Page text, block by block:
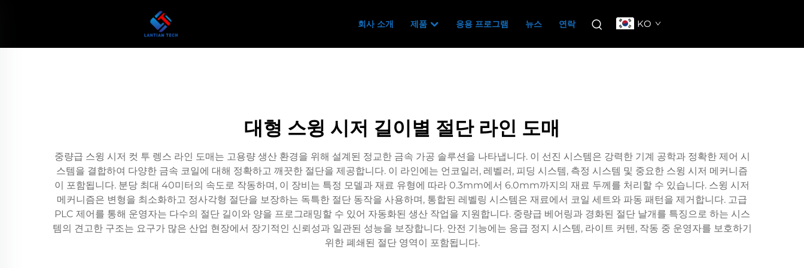
회사 소개 제품 응용 프로그램 뉴스 연락 KO
대형 스윙 시저 길이별 절단 라인 도매
중량급 스윙 시저 컷 투 렝스 라인 도매는 고용량 생산 환경을 위해 설계된 정교한 금속 가공 솔루션을 나타냅니다. 이 선진 시스템은 강력한 기계 공학과 정확한 제어 시
스템을 결합하여 다양한 금속 코일에 대해 정확하고 깨끗한 절단을 제공합니다. 이 라인에는 언코일러, 레벨러, 피딩 시스템, 측정 시스템 및 중요한 스윙 시저 메커니즘
이 포함됩니다. 분당 최대 40미터의 속도로 작동하며, 이 장비는 특정 모델과 재료 유형에 따라 0.3mm에서 6.0mm까지의 재료 두께를 처리할 수 있습니다. 스윙 시저
메커니즘은 변형을 최소화하고 정사각형 절단을 보장하는 독특한 절단 동작을 사용하며, 통합된 레벨링 시스템은 재료에서 코일 세트와 파동 패턴을 제거합니다. 고급
PLC 제어를 통해 운영자는 다수의 절단 길이와 양을 프로그래밍할 수 있어 자동화된 생산 작업을 지원합니다. 중량급 베어링과 경화된 절단 날개를 특징으로 하는 시스
템의 견고한 구조는 요구가 많은 산업 현장에서 장기적인 신뢰성과 일관된 성능을 보장합니다. 안전 기능에는 응급 정지 시스템, 라이트 커텐, 작동 중 운영자를 보호하기
위한 폐쇄된 절단 영역이 포함됩니다.